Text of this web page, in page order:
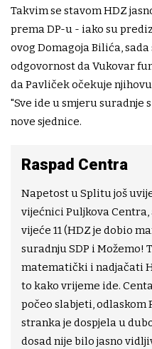
Takvim se stavom HDZ
prema DP-u - iako su
ovog Domagoja Bilića,
odgovornost da Vukovar
da Pavliček očekuje
"Sve ide u smjeru suradnje
nove sjednice.
Raspad Centra
Napetost u Splitu još
vijećnici Puljkova
vijeće 11 (HDZ je dobio
suradnju SDP i Možemo!
matematički i nadjačati
to kako vrijeme ide.
počeo slabjeti,
stranka je dospjela u
dosad nije bilo jasno